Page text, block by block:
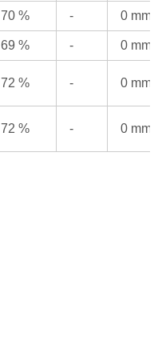
70 % - 0 mm
69 % - 0 mm
72 % - 0 mm
72 % - 0 mm